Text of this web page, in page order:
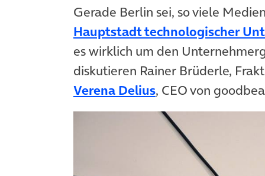
Gerade Berlin sei, so viele
Hauptstadt technologischer
es wirklich um den
diskutieren Rainer Brüderle,
Verena Delius(öffnet in neuem
, CEO von